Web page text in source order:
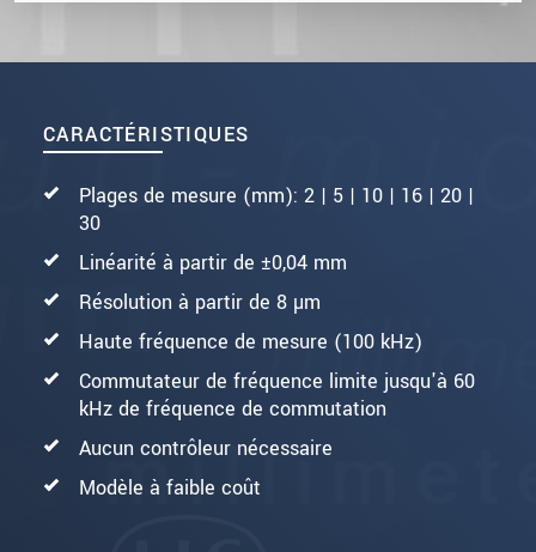
CARACTÉRISTIQUES
Plages de mesure (mm): 2 | 5 | 10 | 16 | 20 |
30
Linéarité à partir de ±0,04 mm
Résolution à partir de 8 µm
Haute fréquence de mesure (100 kHz)
Commutateur de fréquence limite jusqu'à 60
kHz de fréquence de commutation
Aucun contrôleur nécessaire
Modèle à faible coût